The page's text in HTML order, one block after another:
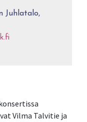
Juhlatalo,
Vilma Talvitie ja